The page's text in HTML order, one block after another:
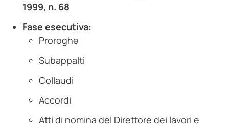
1999, n. 68
Fase esecutiva:
Proroghe
Subappalti
Collaudi
Accordi
Atti di nomina del Direttore dei lavori e